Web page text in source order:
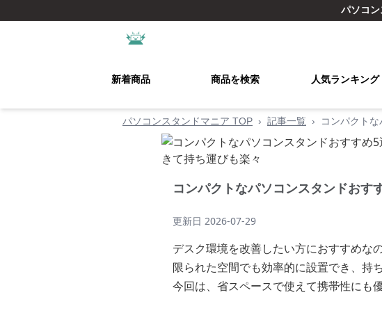
パソコ
新着商品 商品を検索 人気ランキング
パソコンスタンドマニア TOP › 記事一覧 › コンパクト
コンパクトなパソコンスタンドおす
更新日 2026-07-29
デスク環境を改善したい方におすすめな
限られた空間でも効率的に設置でき、持
今回は、省スペースで使えて携帯性にも